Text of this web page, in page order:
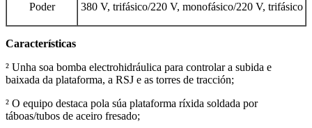
Poder 380 V, trifásico/220 V, monofásico/220 V, trifásico
Características
² Unha soa bomba electrohidráulica para controlar a subida e
baixada da plataforma, a RSJ e as torres de tracción;
² O equipo destaca pola súa plataforma ríxida soldada por
táboas/tubos de aceiro fresado;